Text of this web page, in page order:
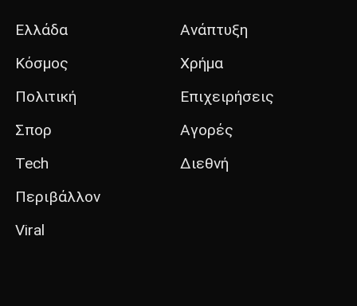
Ελλάδα
Κόσμος
Πολιτική
Σπορ
Tech
Περιβάλλον
Viral
Ανάπτυξη
Χρήμα
Επιχειρήσεις
Αγορές
Διεθνή